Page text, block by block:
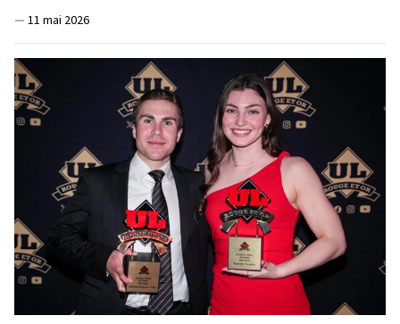
— 11 mai 2026